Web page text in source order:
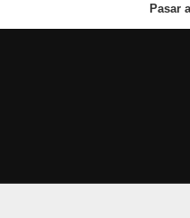
Pasar